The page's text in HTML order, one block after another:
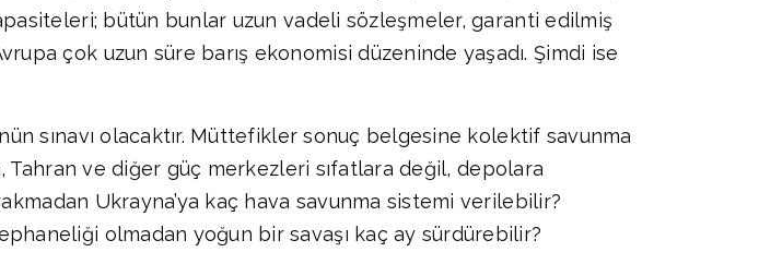
bütün bunlar uzun vadeli sözleşmeler, garanti edilmiş
çok uzun süre barış ekonomisi düzeninde yaşadı. Şimdi ise
sınavı olacaktır. Müttefikler sonuç belgesine kolektif savunma
ve diğer güç merkezleri sıfatlara değil, depolara
Ukrayna’ya kaç hava savunma sistemi verilebilir?
olmadan yoğun bir savaşı kaç ay sürdürebilir?